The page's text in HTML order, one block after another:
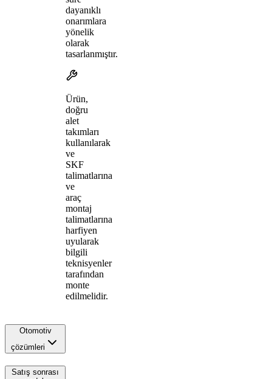
dayanıklı
onarımlara
yönelik
olarak
tasarlanmıştır.
Ürün,
doğru
alet
takımları
kullanılarak
ve
SKF
talimatlarına
ve
araç
montaj
talimatlarına
harfiyen
uyularak
bilgili
teknisyenler
tarafından
monte
edilmelidir.
Otomotiv
çözümleri
Satış sonrası